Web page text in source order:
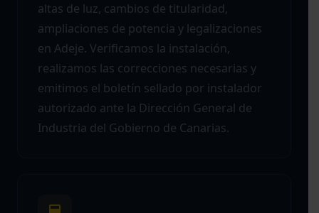
altas de luz, cambios de titularidad,
ampliaciones de potencia y legalizaciones
en Adeje. Verificamos la instalación,
realizamos las correcciones necesarias y
emitimos el boletín sellado por instalador
autorizado ante la Dirección General de
Industria del Gobierno de Canarias.